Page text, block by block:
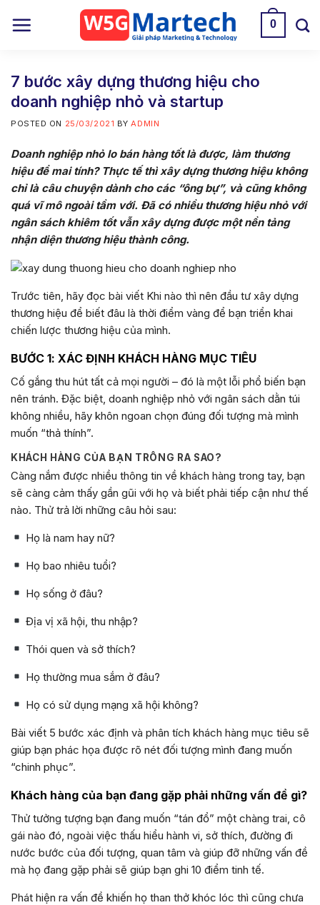
0
7 bước xây dựng thương hiệu cho
doanh nghiệp nhỏ và startup
POSTED ON 25/03/2021 BYADMIN
Doanh nghiệp nhỏ lo bán hàng tốt là được, làm thương
hiệu để mai tính? Thực tế thì xây dựng thương hiệu không
chỉ là câu chuyện dành cho các “ông bự”, và cũng không
quá vĩ mô ngoài tầm với. Đã có nhiều thương hiệu nhỏ với
ngân sách khiêm tốt vẫn xây dựng được một nền tảng
nhận diện thương hiệu thành công.
Trước tiên, hãy đọc bài viết Khi nào thì nên đầu tư xây dựng
thương hiệu để biết đâu là thời điểm vàng để bạn triển khai
chiến lược thương hiệu của mình.
BƯỚC 1: XÁC ĐỊNH KHÁCH HÀNG MỤC TIÊU
Cố gắng thu hút tất cả mọi người – đó là một lỗi phổ biến bạn
nên tránh. Đặc biệt, doanh nghiệp nhỏ với ngân sách dằn túi
không nhiều, hãy khôn ngoan chọn đúng đối tượng mà mình
muốn “thả thính”.
KHÁCH HÀNG CỦA BẠN TRÔNG RA SAO?
Càng nắm được nhiều thông tin về khách hàng trong tay, bạn
sẽ càng cảm thấy gần gũi với họ và biết phải tiếp cận như thế
nào. Thử trả lời những câu hỏi sau:
Họ là nam hay nữ?
Họ bao nhiêu tuổi?
Họ sống ở đâu?
Địa vị xã hội, thu nhập?
Thói quen và sở thích?
Họ thường mua sắm ở đâu?
Họ có sử dụng mạng xã hội không?
Bài viết 5 bước xác định và phân tích khách hàng mục tiêu sẽ
giúp bạn phác họa được rõ nét đối tượng mình đang muốn
“chinh phục”.
Khách hàng của bạn đang gặp phải những vấn đề gì?
Thử tưởng tượng bạn đang muốn “tán đổ” một chàng trai, cô
gái nào đó, ngoài việc thấu hiểu hành vi, sở thích, đường đi
nước bước của đối tượng, quan tâm và giúp đỡ những vấn đề
mà họ đang gặp phải sẽ giúp bạn ghi 10 điểm tinh tế.
Phát hiện ra vấn đề khiến họ than thở khóc lóc thì cũng chưa